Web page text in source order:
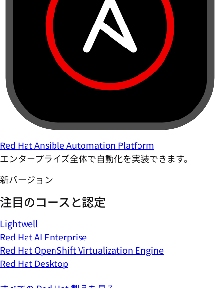
Red Hat Ansible Automation Platform
エンタープライズ全体で自動化を実装できます。
新バージョン
注目のコースと認定
Lightwell
Red Hat AI Enterprise
Red Hat OpenShift Virtualization Engine
Red Hat Desktop